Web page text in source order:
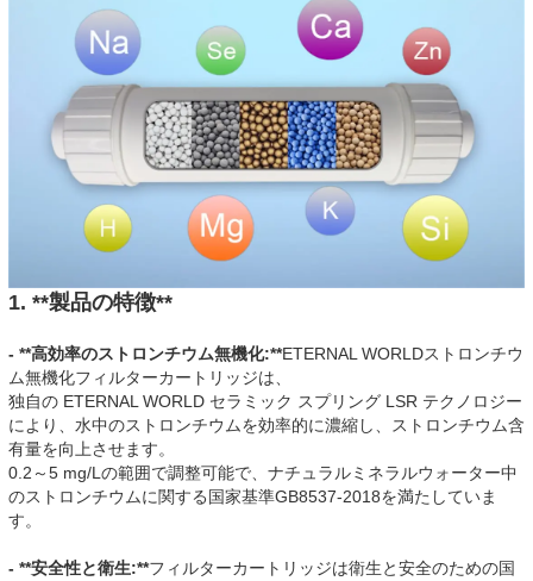
1. **製品の特徴**
- **高効率のストロンチウム無機化:**ETERNAL WORLDストロンチウ
ム無機化フィルターカートリッジは、
独自の ETERNAL WORLD セラミック スプリング LSR テクノロジー
により、水中のストロンチウムを効率的に濃縮し、ストロンチウム含
有量を向上させます。
0.2～5 mg/Lの範囲で調整可能で、ナチュラルミネラルウォーター中
のストロンチウムに関する国家基準GB8537-2018を満たしていま
す。
- **安全性と衛生:**フィルターカートリッジは衛生と安全のための国